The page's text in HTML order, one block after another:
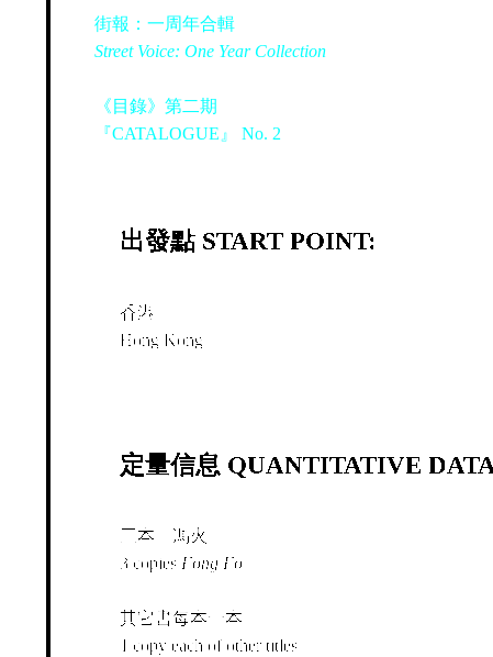
街報：一周年合輯
Street Voice: One Year Collection
《目錄》第二期
『CATALOGUE』 No. 2
出發點 START POINT:
香港
Hong Kong
定量信息 QUANTITATIVE
三本《馮火》
3 copies Fong Fo
其它書每本一本
1 copy each of other titles